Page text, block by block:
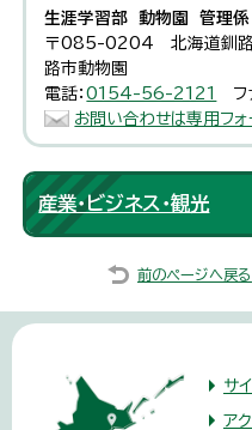
生涯学習部 動物園 管理係
〒085-0204 北海道釧路
路市動物園
電話：0154-56-2121
フ
お問い合わせは専用フォ
産業・ビジネス・観光
前のページへ戻る
サ
ア